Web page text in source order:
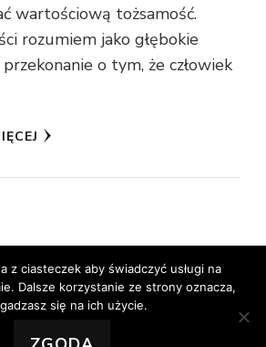
wartościową tożsamość.
rozumiem jako głębokie
o tym, że człowiek
dziarskowchmury. Wszelkie
Vilva | Stworzony przez
.Silnik:WordPress
z ciasteczek aby świadczyć usługi na
Dalsze korzystanie ze strony oznacza,
się na ich użycie.